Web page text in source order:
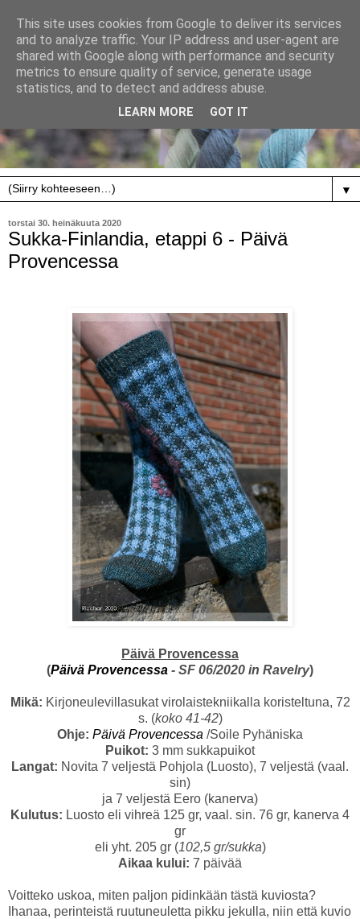
▼
torstai 30. heinäkuuta 2020
Sukka-Finlandia, etappi 6 - Päivä
Provencessa
Päivä Provencessa
(Päivä Provencessa - SF 06/2020 in Ravelry)
Mikä: Kirjoneulevillasukat virolaistekniikalla koristeltuna, 72
s. (koko 41-42)
Ohje: Päivä Provencessa /Soile Pyhäniska
Puikot: 3 mm sukkapuikot
Langat: Novita 7 veljestä Pohjola (Luosto), 7 veljestä (vaal.
sin)
ja 7 veljestä Eero (kanerva)
Kulutus: Luosto eli vihreä 125 gr, vaal. sin. 76 gr, kanerva 4
gr
eli yht. 205 gr (102,5 gr/sukka)
Aikaa kului: 7 päivää
Voitteko uskoa, miten paljon pidinkään tästä kuviosta?
Ihanaa, perinteistä ruutuneuletta pikku jekulla, niin että kuvio
This site uses cookies from Google to deliver its services
and to analyze traffic. Your IP address and user-agent are
shared with Google along with performance and security
metrics to ensure quality of service, generate usage
statistics, and to detect and address abuse.
LEARN MORE GOT IT